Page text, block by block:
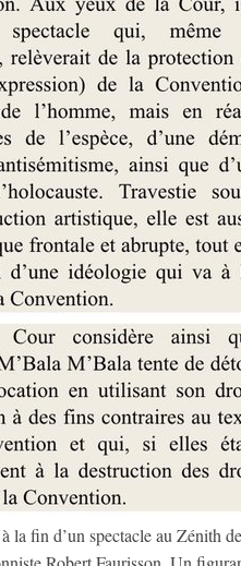
la fin d’un spectacle au Zénith